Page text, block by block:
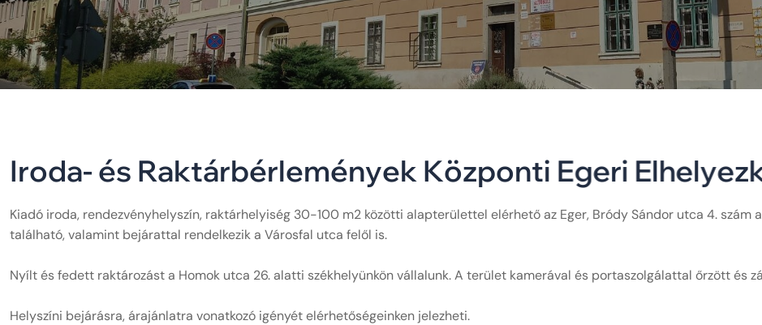
Iroda- és Raktárbérlemények Központi Egeri Elhelyez
Kiadó iroda, rendezvényhelyszín, raktárhelyiség 30-100 m2 közötti alapterülettel elérhető az Eger, Bródy Sándor utca 4.
található, valamint bejárattal rendelkezik a Városfal utca felől is.
Nyílt és fedett raktározást a Homok utca 26. alatti székhelyünkön vállalunk. A terület kamerával és portaszolgálattal őrzött és
Helyszíni bejárásra, árajánlatra vonatkozó igényét elérhetőségeinken jelezheti.